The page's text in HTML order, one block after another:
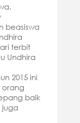
beasiswa
terbit
Undhira
2015 ini
orang
baik